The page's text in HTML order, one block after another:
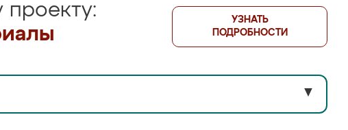
проекту:
УЗНАТЬ
ПОДРОБНОСТИ
▼